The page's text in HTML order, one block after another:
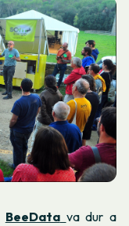
BeeData va dur a